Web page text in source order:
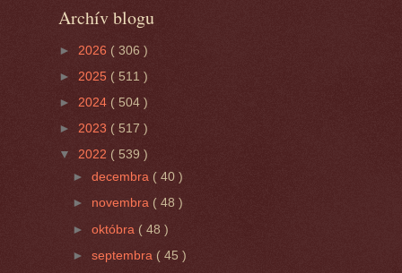
Archív blogu
► 2026 ( 306 )
► 2025 ( 511 )
► 2024 ( 504 )
► 2023 ( 517 )
▼ 2022 ( 539 )
►decembra ( 40 )
► novembra ( 48 )
►októbra ( 48 )
►septembra ( 45 )